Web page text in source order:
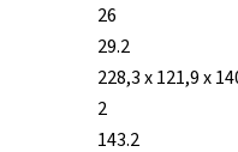
26
29.2
228,3 x 121,9 x
2
143.2